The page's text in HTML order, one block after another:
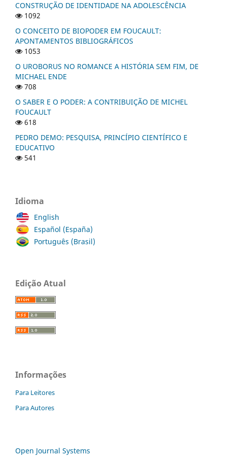
CONSTRUÇÃO DE IDENTIDADE NA ADOLESCÊNCIA
1092
O CONCEITO DE BIOPODER EM FOUCAULT:
APONTAMENTOS BIBLIOGRÁFICOS
1053
O UROBORUS NO ROMANCE A HISTÓRIA SEM FIM, DE
MICHAEL ENDE
708
O SABER E O PODER: A CONTRIBUIÇÃO DE MICHEL
FOUCAULT
618
PEDRO DEMO: PESQUISA, PRINCÍPIO CIENTÍFICO E
EDUCATIVO
541
Idioma
English
Español (España)
Português (Brasil)
Edição Atual
Informações
Para Leitores
Para Autores
Open Journal Systems